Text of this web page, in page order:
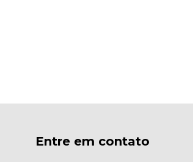
Entre em contato